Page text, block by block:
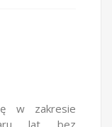
w zakresie
lat bez